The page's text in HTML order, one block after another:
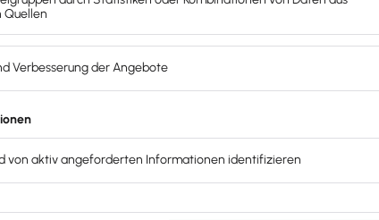
zu deinem Unternehmen